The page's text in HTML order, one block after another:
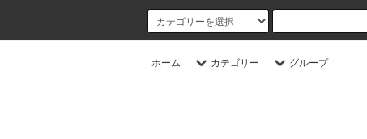
ホーム カテゴリー グループ